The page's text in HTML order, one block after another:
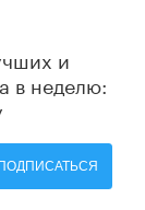
и
в неделю:
ПОДПИСАТЬСЯ